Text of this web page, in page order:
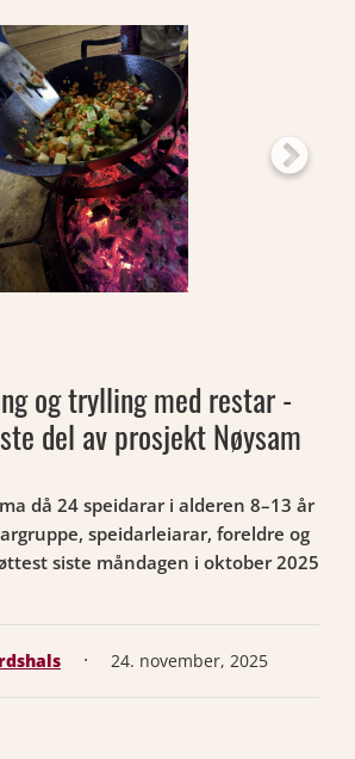
og trylling med restar -
del av prosjekt Nøysam
då 24 speidarar i alderen 8–13 år
speidarleiarar, foreldre og
siste måndagen i oktober 2025
· 24. november, 2025